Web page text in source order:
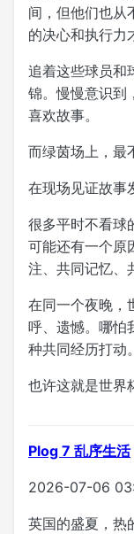
间，但他们也从
的决心和执行力
追着这些球员和
锦。慢慢意识到
喜欢故事。
而绿茵场上，最
在现场见证故事
很多平时不看球
可能还有一个原
注、共同记忆、
在同一个夜晚，
呼、遗憾。哪怕
种共同经历打动。
也许这就是世界
Plog 7 乱序生活
2026-07-06
英国的盛夏，热